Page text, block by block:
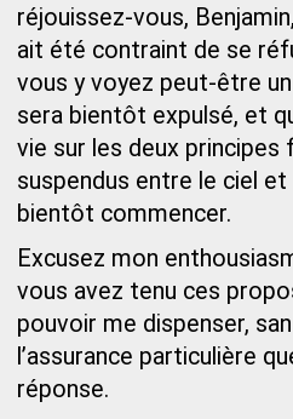
réjouissez‑vous,
ait été contraint de se
vous y voyez peut‑être
sera bientôt expulsé, et
vie sur les deux
suspendus entre le ciel
bientôt commencer.
Excusez mon
vous avez tenu ces
pouvoir me dispenser,
l’assurance particulière
réponse.